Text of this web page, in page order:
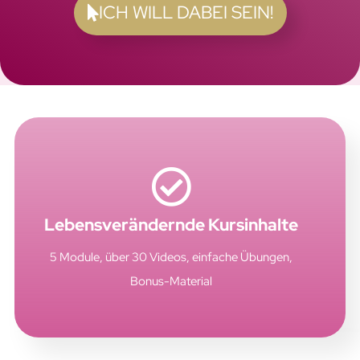
ICH WILL DABEI SEIN!
Lebensverändernde Kursinhalte
5 Module, über 30 Videos, einfache Übungen,
Bonus-Material